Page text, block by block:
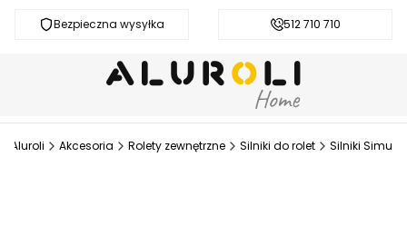
Bezpieczna wysyłka Darmowa dostawa od 200 zł
512 710 710
Aluroli Akcesoria Rolety zewnętrzne Silniki do rolet Silniki Simu